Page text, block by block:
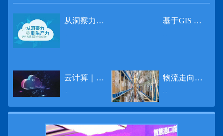
从洞察力到生产力 伊利大数据的价值创造
...
基于GIS 的小城市交通网络分析研究
...
云计算｜边缘计算将为物联网行业带来巨大增长
...
物流走向未来的“魔法师”
...